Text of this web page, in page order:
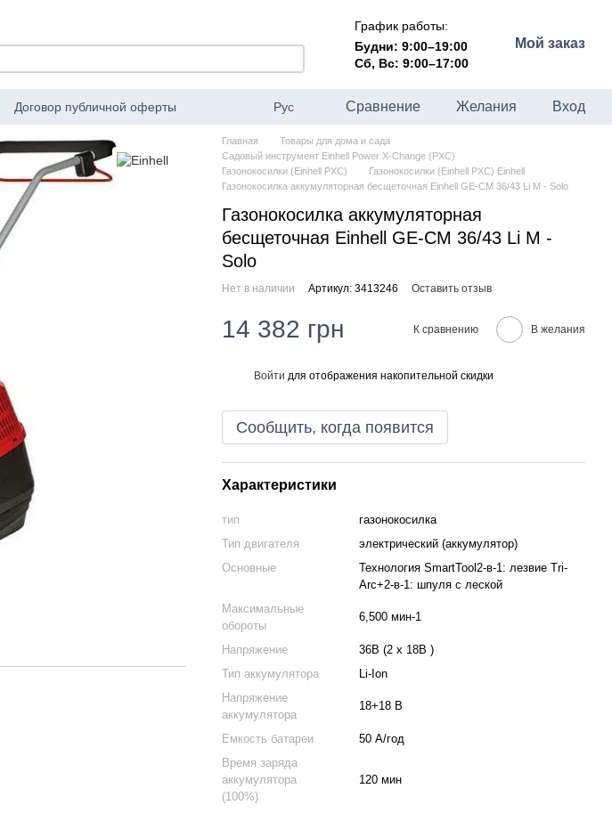
График работы:
Будни: 9:00–19:00
Сб, Вс: 9:00–17:00
Мой заказ
Договор публичной оферты Рус Сравнение Желания Вход
Главная
Товары для дома и сада
Садовый инструмент Einhell Power X-Change (PXC)
Газонокосилки (Einhell PXC)
Газонокосилки (Einhell PXC) Einhell
Газонокосилка аккумуляторная бесщеточная Einhell GE-CM 36/43 Li M - Solo
Газонокосилка аккумуляторная
бесщеточная Einhell GE-CM 36/43 Li M -
Solo
Нет в наличии Артикул: 3413246 Оставить отзыв
14 382 грн К сравнению В желания
Войти для отображения накопительной скидки
Сообщить, когда появится
Характеристики
тип
газонокосилка
Тип двигателя
электрический (аккумулятор)
Основные
Технология SmartTool2-в-1: лезвие Tri-
Arc+2-в-1: шпуля с леской
Максимальные
обороты
6,500 мин-1
Напряжение
36В (2 х 18В )
Тип аккумулятора
Li-Ion
Напряжение
аккумулятора
18+18 В
Емкость батареи
50 А/год
Время заряда
аккумулятора
(100%)
120 мин